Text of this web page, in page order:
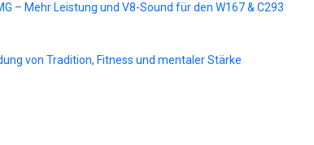
– Mehr Leistung und V8-Sound für den W167 & C293
von Tradition, Fitness und mentaler Stärke